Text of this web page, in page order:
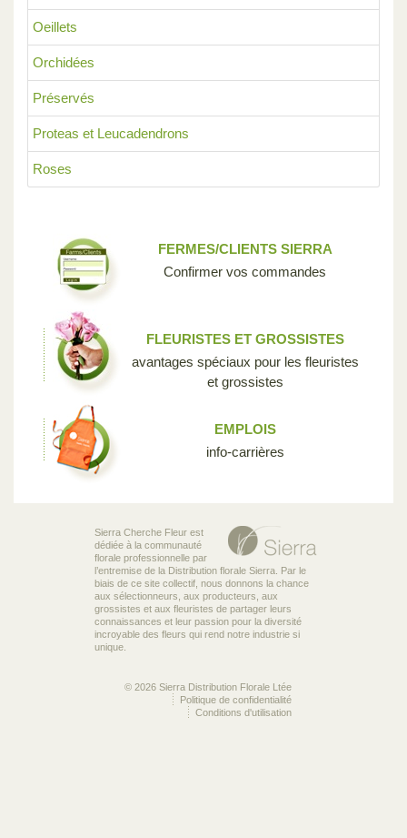
Oeillets
Orchidées
Préservés
Proteas et Leucadendrons
Roses
FERMES/CLIENTS SIERRA
Confirmer vos commandes
FLEURISTES ET GROSSISTES
avantages spéciaux pour les fleuristes
et grossistes
EMPLOIS
info-carrières
Sierra Cherche Fleur est
dédiée à la communauté
florale professionnelle par
l’entremise de la Distribution florale Sierra. Par le
biais de ce site collectif, nous donnons la chance
aux sélectionneurs, aux producteurs, aux
grossistes et aux fleuristes de partager leurs
connaissances et leur passion pour la diversité
incroyable des fleurs qui rend notre industrie si
unique.
© 2026 Sierra Distribution Florale Ltée
Politique de confidentialité
Conditions d'utilisation